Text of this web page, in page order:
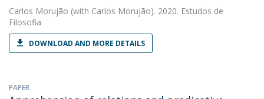
Carlos Morujão (with Carlos Morujão). 2020. Estudos de
Filosofia
DOWNLOAD AND MORE DETAILS
PAPER